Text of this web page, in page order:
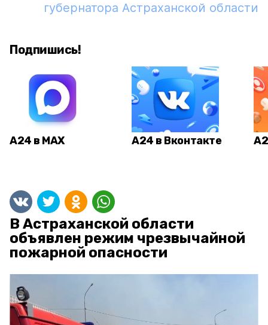
губернатора Астраханской области
Подпишись!
А24 в MAX А24 в Вконтакте
В Астраханской области
объявлен режим чрезвычайной
пожарной опасности